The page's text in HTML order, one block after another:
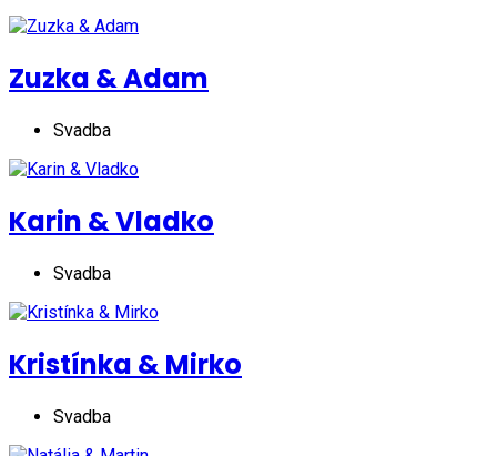
Zuzka & Adam
Svadba
Karin & Vladko
Svadba
Kristínka & Mirko
Svadba